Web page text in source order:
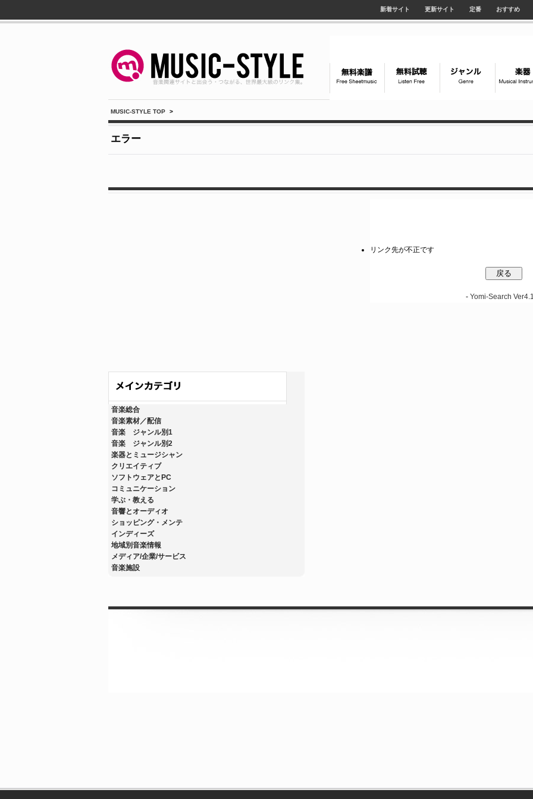
新着サイト 更新サイト 定番 おすすめ
MUSIC-STYLE TOP >
エラー
音楽総合
音楽素材／配信
音楽 ジャンル別1
音楽 ジャンル別2
楽器とミュージシャン
クリエイティブ
ソフトウェアとPC
コミュニケーション
学ぶ・教える
音響とオーディオ
ショッピング・メンテ
インディーズ
地域別音楽情報
メディア/企業/サービス
音楽施設
リンク先が不正です
- Yomi-Search